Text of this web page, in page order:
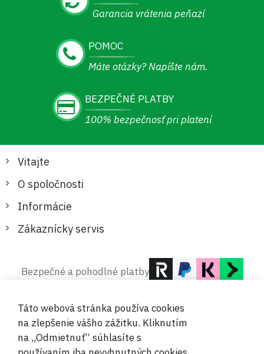
Garancia vrátenia peňazí
POMOC
Máte otázky? Napíšte nám.
BEZPEČNÉ PLATBY
100% bezpečnosť pri platení
Vitajte
O spoločnosti
Informácie
Zákaznícky servis
Bezpečné a pohodlné platby
Táto webová stránka používa cookies
na zlepšenie vášho zážitku. Kliknutím
na „Odmietnuť“ súhlasíte s